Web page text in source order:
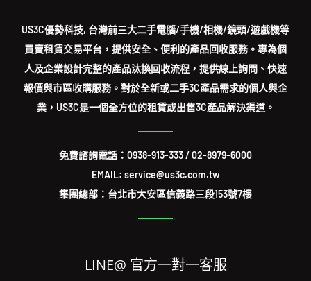
US3C優勢科技, 台灣前三大二手電腦/手機/相機/鏡頭/遊戲機等
買賣租賃交易平台，提供安全、便利的產品回收服務。專為個
人及企業設計完整的產品汰換回收流程，提供線上詢問、快速
報價與市區收購服務。對於全新或二手3C產品需求的個人與企
業，US3C是一個全方位的租賃或出售3C產品解決渠道。
免費諮詢電話： 0938-913-333/02-8979-6000
EMAIL: service@us3c.com.tw
集團總部：台北市大安區信義路三段153號7樓
LINE@ 官方一對一客服